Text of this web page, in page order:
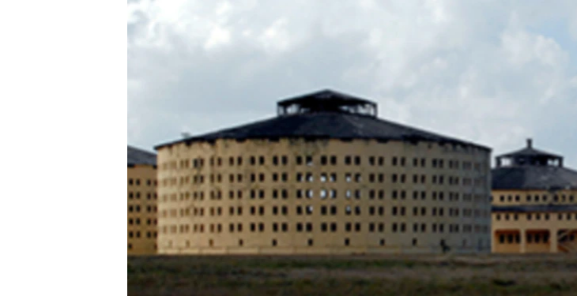
LOS SANTOS DE HIALEAH
DESINFORMACIÓN RUSA EN
LA INVASIÓN DE RUSIA A UCRANIA